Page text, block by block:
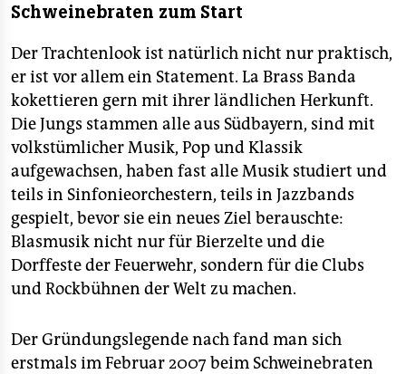
Schweinebraten zum Start
Der Trachtenlook ist natürlich nicht nur praktisch,
er ist vor allem ein Statement. La Brass Banda
kokettieren gern mit ihrer ländlichen Herkunft.
Die Jungs stammen alle aus Südbayern, sind mit
volkstümlicher Musik, Pop und Klassik
aufgewachsen, haben fast alle Musik studiert und
teils in Sinfonieorchestern, teils in Jazzbands
gespielt, bevor sie ein neues Ziel berauschte:
Blasmusik nicht nur für Bierzelte und die
Dorffeste der Feuerwehr, sondern für die Clubs
und Rockbühnen der Welt zu machen.
Der Gründungslegende nach fand man sich
erstmals im Februar 2007 beim Schweinebraten